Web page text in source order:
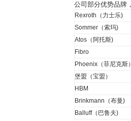
公司部分优势品牌
Rexroth（力士乐)
Sommer（索玛)
Atos（阿托斯)
Fibro
Phoenix（菲尼克斯
堡盟（宝盟）
HBM
Brinkmann（布曼)
Balluff（巴鲁夫)